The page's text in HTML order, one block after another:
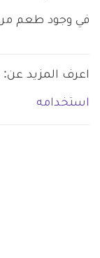
في وجود طعم
اعرف المزيد عن:
استخدامه